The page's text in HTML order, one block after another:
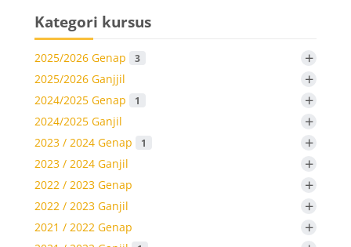
Kategori kursus
2025/2026 Genap 3 +
2025/2026 Ganjjil +
2024/2025 Genap 1 +
2024/2025 Ganjil +
2023 / 2024 Genap 1 +
2023 / 2024 Ganjil +
2022 / 2023 Genap +
2022 / 2023 Ganjil +
2021 / 2022 Genap +